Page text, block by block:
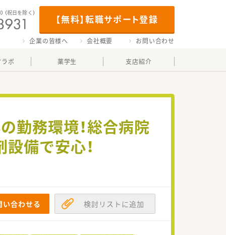
【無料】転職サポート登録
（祝日を除く）
企業の皆様へ 会社概要 お問い合わせ
ボ 薬学生 支店紹介
勤務環境！総合病院
備で安心！
い合わせる 検討リストに追加